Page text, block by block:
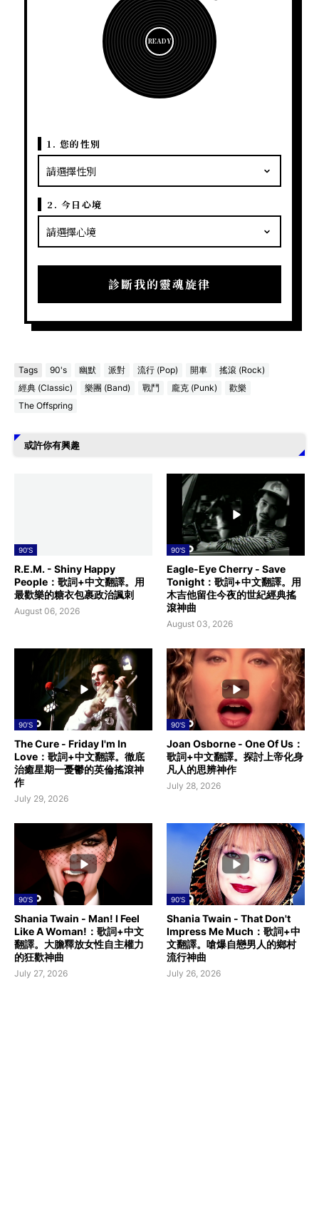
READY
1. 您的性別
2. 今日心境
診斷我的靈魂旋律
Tags 90's 幽默 派對 流行 (Pop) 開車
搖滾 (Rock)
經典 (Classic)
樂團 (Band) 戰鬥 龐克 (Punk)
歡樂
The Offspring
或許你有興趣
90'S
R.E.M. - Shiny Happy
People：歌詞+中文翻譯。用
最歡樂的糖衣包裹政治諷刺
August 06, 2026
90'S
Eagle-Eye Cherry - Save
Tonight：歌詞+中文翻譯。用
木吉他留住今夜的世紀經典搖
滾神曲
August 03, 2026
90'S
The Cure - Friday I'm In
Love：歌詞+中文翻譯。徹底
治癒星期一憂鬱的英倫搖滾神
作
July 29, 2026
90'S
Joan Osborne - One Of Us：
歌詞+中文翻譯。探討上帝化身
凡人的思辨神作
July 28, 2026
90'S
Shania Twain - Man! I Feel
Like A Woman!：歌詞+中文
翻譯。大膽釋放女性自主權力
的狂歡神曲
July 27, 2026
90'S
Shania Twain - That Don't
Impress Me Much：歌詞+中
文翻譯。嗆爆自戀男人的鄉村
流行神曲
July 26, 2026